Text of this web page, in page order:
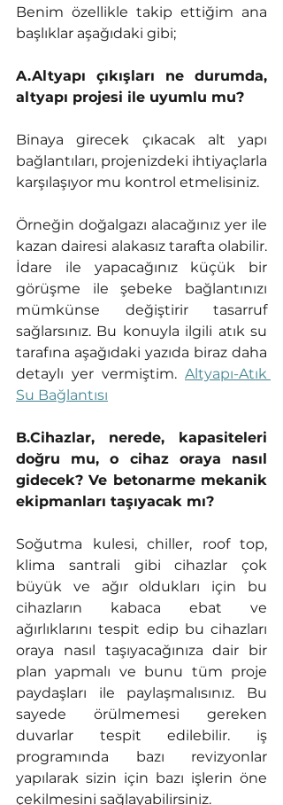
Benim özellikle takip ettiğim ana
başlıklar aşağıdaki gibi;
A.Altyapı çıkışları ne durumda,
altyapı projesi ile uyumlu mu?
Binaya girecek çıkacak alt yapı
bağlantıları, projenizdeki ihtiyaçlarla
karşılaşıyor mu kontrol etmelisiniz.
Örneğin doğalgazı alacağınız yer ile
kazan dairesi alakasız tarafta olabilir.
İdare ile yapacağınız küçük bir
görüşme ile şebeke bağlantınızı
mümkünse değiştirir tasarruf
sağlarsınız. Bu konuyla ilgili atık su
tarafına aşağıdaki yazıda biraz daha
detaylı yer vermiştim. Altyapı-Atık
Su Bağlantısı
B.Cihazlar, nerede, kapasiteleri
doğru mu, o cihaz oraya nasıl
gidecek? Ve betonarme mekanik
ekipmanları taşıyacak mı?
Soğutma kulesi, chiller, roof top,
klima santrali gibi cihazlar çok
büyük ve ağır oldukları için bu
cihazların kabaca ebat ve
ağırlıklarını tespit edip bu cihazları
oraya nasıl taşıyacağınıza dair bir
plan yapmalı ve bunu tüm proje
paydaşları ile paylaşmalısınız. Bu
sayede örülmemesi gereken
duvarlar tespit edilebilir. iş
programında bazı revizyonlar
yapılarak sizin için bazı işlerin öne
çekilmesini sağlayabilirsiniz.